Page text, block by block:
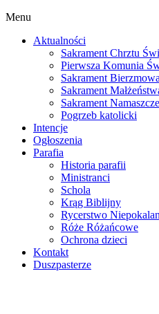
Menu
Aktualności
Sakrament Chrztu
Pierwsza Komunia
Sakrament
Sakrament
Sakrament
Pogrzeb katolicki
Intencje
Ogłoszenia
Parafia
Historia parafii
Ministranci
Schola
Krąg Biblijny
Rycerstwo
Róże Różańcowe
Ochrona dzieci
Kontakt
Duszpasterze